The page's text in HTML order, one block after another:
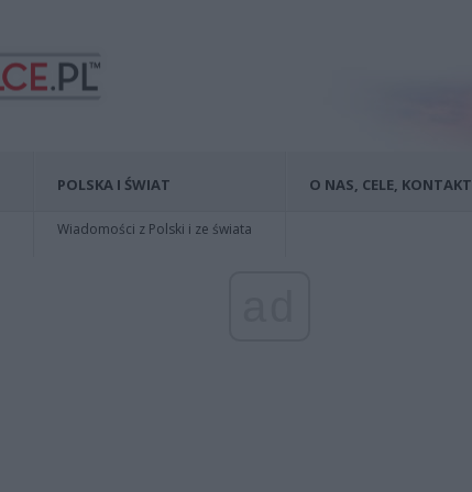
POLSKA I ŚWIAT
Wiadomości z Polski i ze świata
O NAS, CELE, KONTAKT